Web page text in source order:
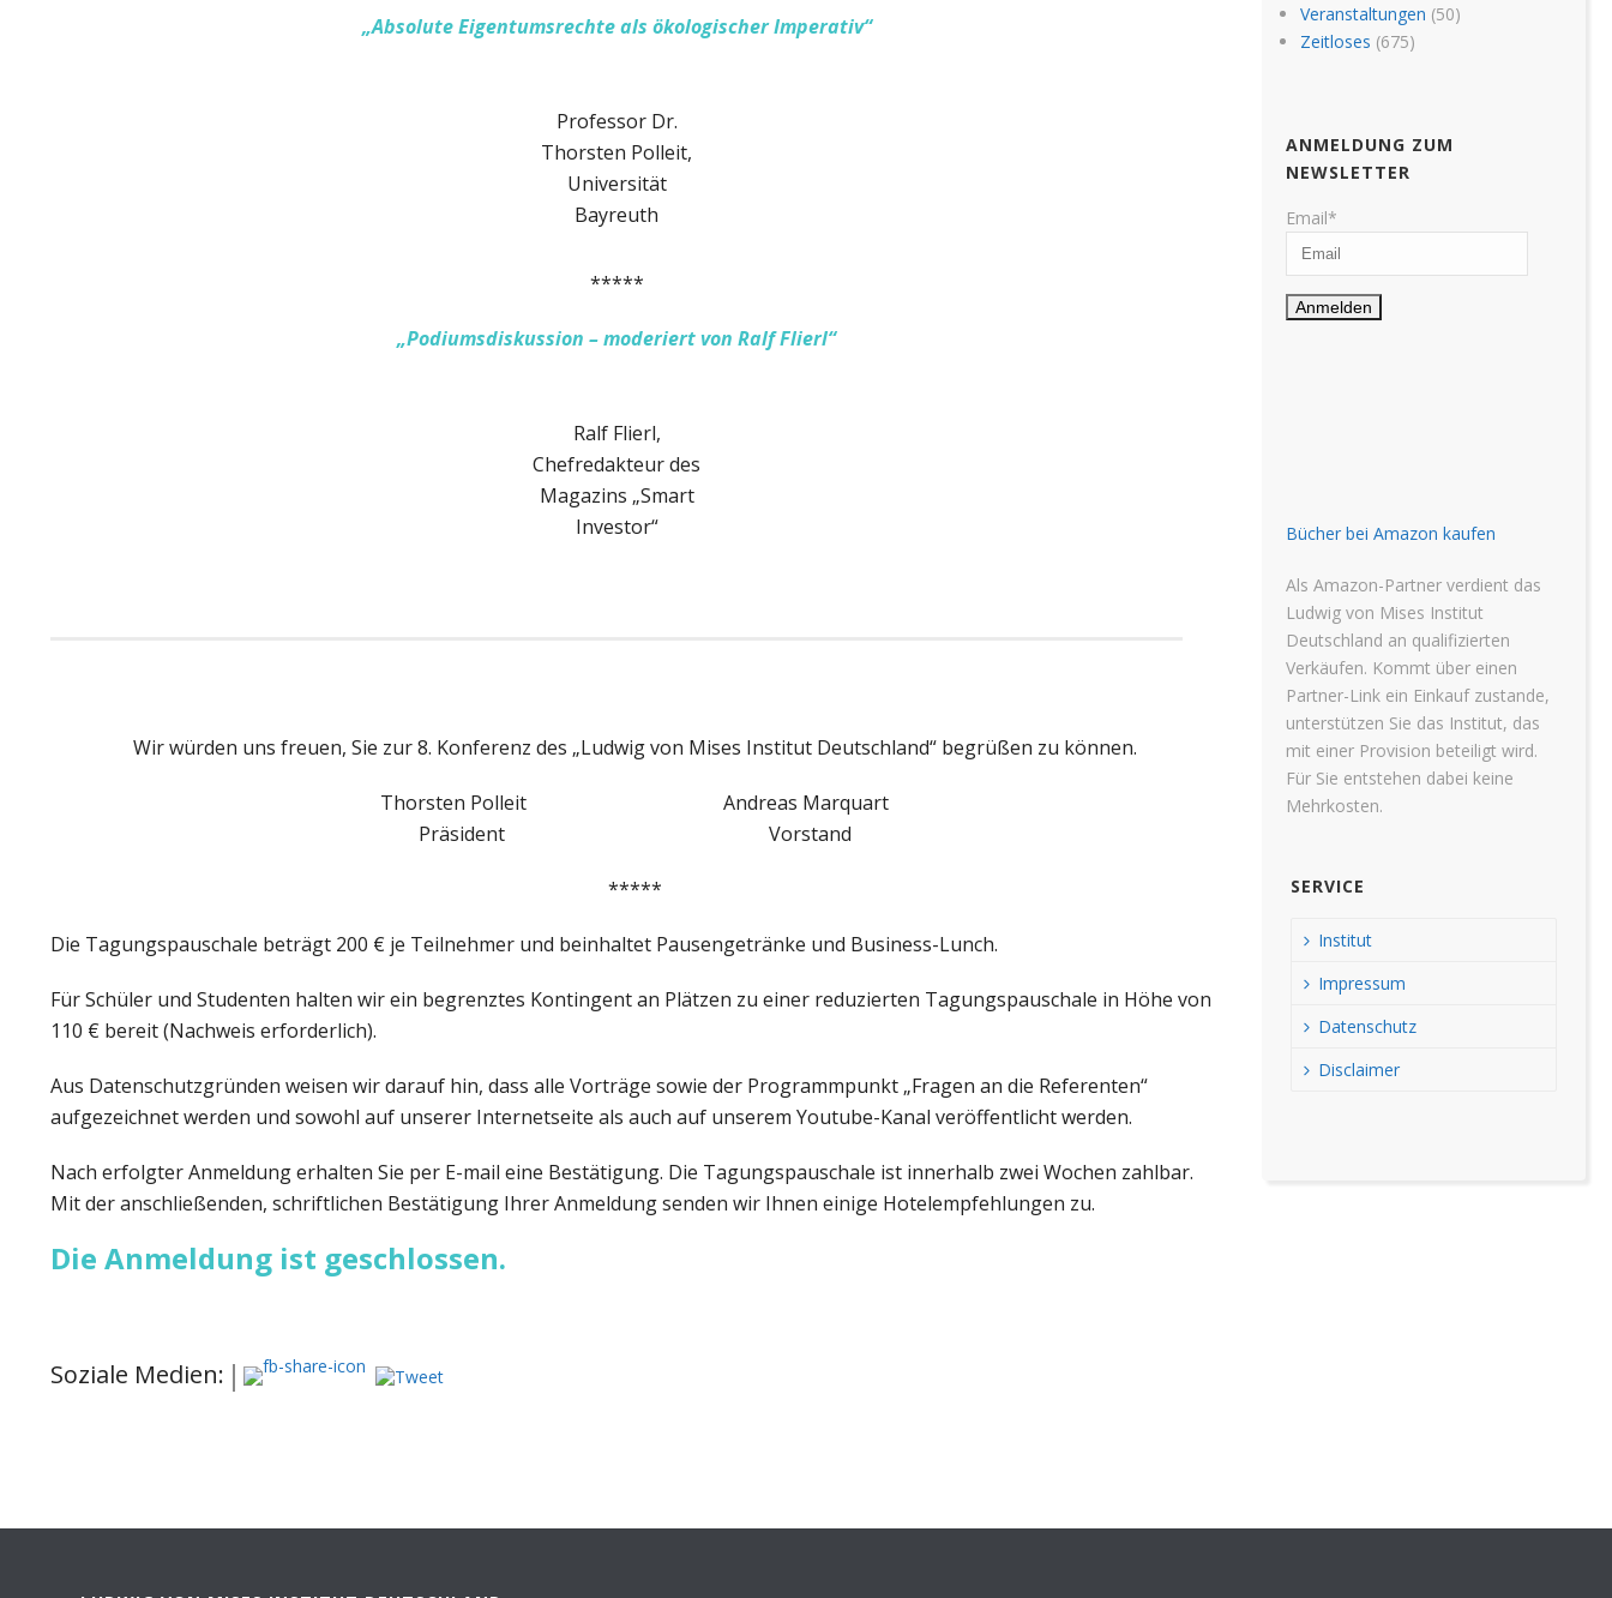
„Absolute Eigentumsrechte als ökologischer Imperativ“
Professor Dr.
Thorsten Polleit,
Universität
Bayreuth
*****
„Podiumsdiskussion – moderiert von Ralf Flierl“
Ralf Flierl,
Chefredakteur des
Magazins „Smart
Investor“
Wir würden uns freuen, Sie zur 8. Konferenz des „Ludwig von Mises Institut Deutschland“ begrüßen zu können.
Thorsten Polleit Andreas Marquart
Präsident Vorstand
*****
Die Tagungspauschale beträgt 200 € je Teilnehmer und beinhaltet Pausengetränke und Business-Lunch.
Für Schüler und Studenten halten wir ein begrenztes Kontingent an Plätzen zu einer reduzierten Tagungspauschale in Höhe von
110 € bereit (Nachweis erforderlich).
Aus Datenschutzgründen weisen wir darauf hin, dass alle Vorträge sowie der Programmpunkt „Fragen an die Referenten“
aufgezeichnet werden und sowohl auf unserer Internetseite als auch auf unserem Youtube-Kanal veröffentlicht werden.
Nach erfolgter Anmeldung erhalten Sie per E-mail eine Bestätigung. Die Tagungspauschale ist innerhalb zwei Wochen zahlbar.
Mit der anschließenden, schriftlichen Bestätigung Ihrer Anmeldung senden wir Ihnen einige Hotelempfehlungen zu.
Die Anmeldung ist geschlossen.
Soziale Medien:
Veranstaltungen (50)
Zeitloses (675)
ANMELDUNG ZUM
NEWSLETTER
Email*
Bücher bei Amazon kaufen
Als Amazon-Partner verdient das
Ludwig von Mises Institut
Deutschland an qualifizierten
Verkäufen. Kommt über einen
Partner-Link ein Einkauf zustande,
unterstützen Sie das Institut, das
mit einer Provision beteiligt wird.
Für Sie entstehen dabei keine
Mehrkosten.
SERVICE
Institut
Impressum
Datenschutz
Disclaimer